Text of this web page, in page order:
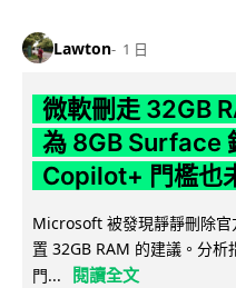
Lawton 1 日
微軟刪走 32GB
為 8GB Surface
Copilot+ 門檻也
Microsoft 被發現靜靜刪除
置 32GB RAM 的建議。分析
門...
閱讀全文